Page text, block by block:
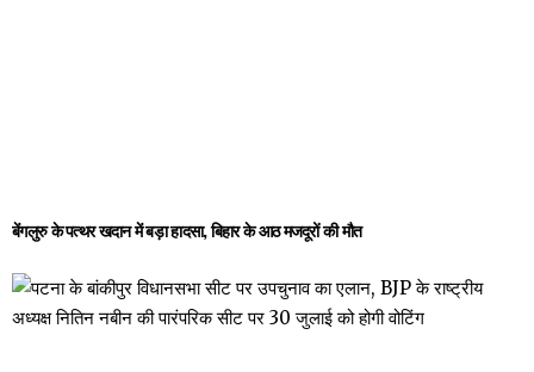
बेंगलुरु के पत्थर खदान में बड़ा हादसा, बिहार के आठ मजदूरों की मौत